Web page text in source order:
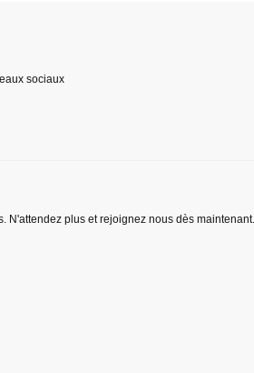
sociaux
plus et rejoignez nous dès maintenant.